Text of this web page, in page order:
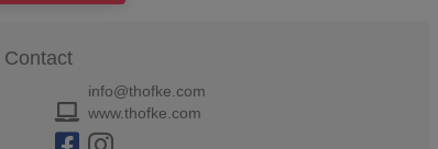
Contact
info@thofke.com
www.thofke.com